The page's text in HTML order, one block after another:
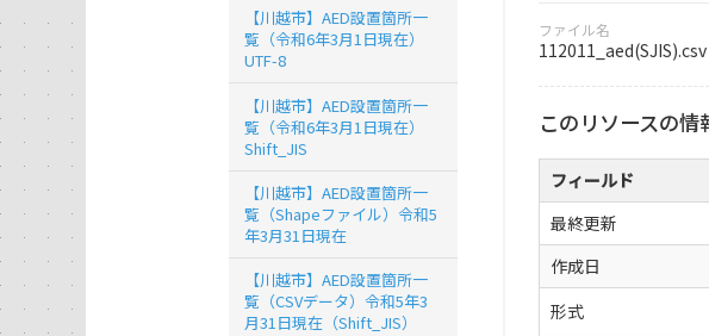
ファイル名
112011_aed(SJIS).csv
このリソースの情
フィールド
最終更新
作成日
形式
【川越市】AED設置箇所一
覧（令和6年3月1日現在）
UTF-8
【川越市】AED設置箇所一
覧（令和6年3月1日現在）
Shift_JIS
【川越市】AED設置箇所一
覧（Shapeファイル）令和5
年3月31日現在
【川越市】AED設置箇所一
覧（CSVデータ）令和5年3
月31日現在（Shift_JIS）